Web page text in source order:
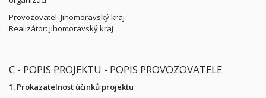
Provozovatel: Jihomoravský kraj
Realizátor: Jihomoravský kraj
C - POPIS PROJEKTU - POPIS PROVOZOVATELE
1. Prokazatelnost účinků projektu